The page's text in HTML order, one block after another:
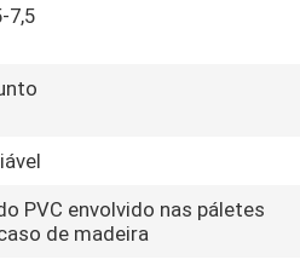
7,5
PVC envolvido nas páletes
de madeira